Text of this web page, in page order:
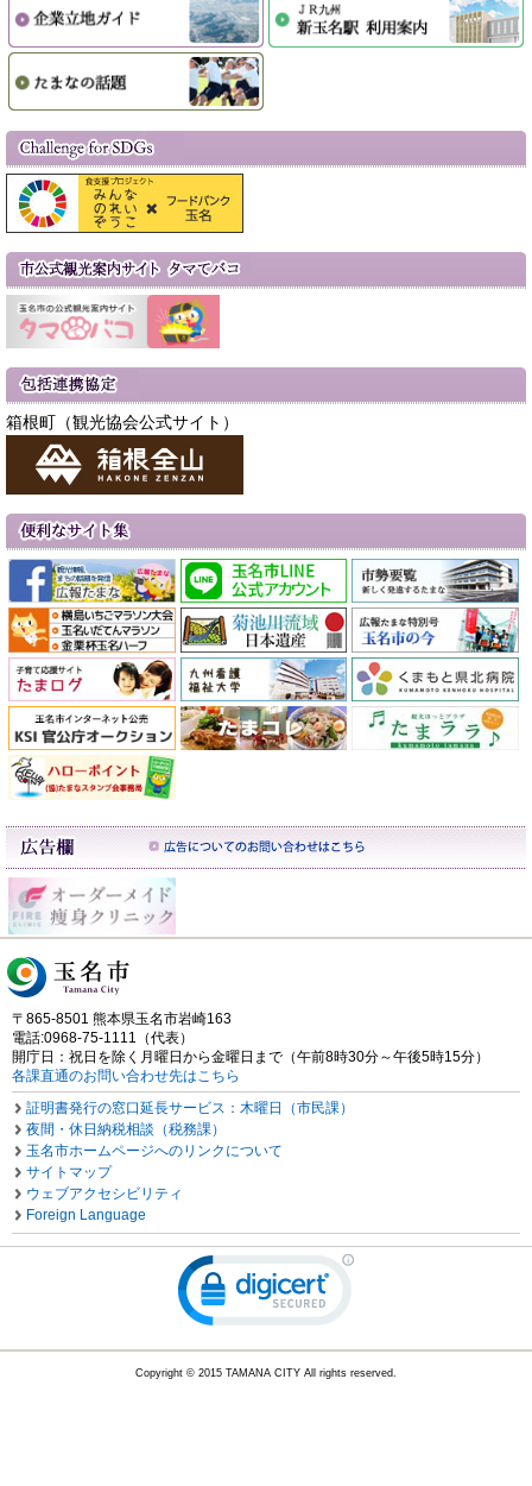
箱根町（観光協会公式サイト）
〒865-8501 熊本県玉名市岩崎163
電話:0968-75-1111（代表）
開庁日：祝日を除く月曜日から金曜日まで（午前8時30分～午後5時15分）
各課直通のお問い合わせ先はこちら
証明書発行の窓口延長サービス：木曜日（市民課）
夜間・休日納税相談（税務課）
玉名市ホームページへのリンクについて
サイトマップ
ウェブアクセシビリティ
Foreign Language
Copyright © 2015 TAMANA CITY All rights reserved.